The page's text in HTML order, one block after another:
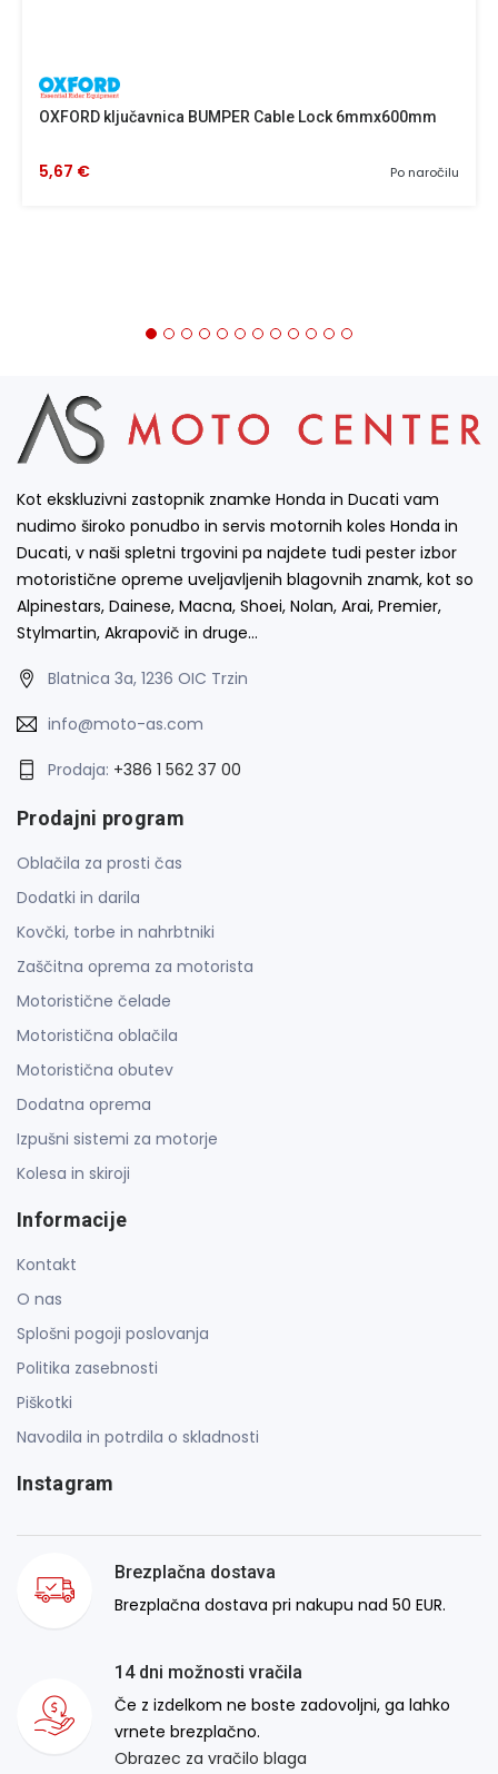
OXFORD ključavnica BUMPER Cable Lock 6mmx600mm
Po naročilu
5,67 €
Kot ekskluzivni zastopnik znamke Honda in Ducati vam
nudimo široko ponudbo in servis motornih koles Honda in
Ducati, v naši spletni trgovini pa najdete tudi pester izbor
motoristične opreme uveljavljenih blagovnih znamk, kot so
Alpinestars, Dainese, Macna, Shoei, Nolan, Arai, Premier,
Stylmartin, Akrapovič in druge…
Blatnica 3a, 1236 OIC Trzin
info@moto-as.com
Prodaja: +386 1 562 37 00
Prodajni program
Oblačila za prosti čas
Dodatki in darila
Kovčki, torbe in nahrbtniki
Zaščitna oprema za motorista
Motoristične čelade
Motoristična oblačila
Motoristična obutev
Dodatna oprema
Izpušni sistemi za motorje
Kolesa in skiroji
Informacije
Kontakt
O nas
Splošni pogoji poslovanja
Politika zasebnosti
Piškotki
Navodila in potrdila o skladnosti
Instagram
Brezplačna dostava
Brezplačna dostava pri nakupu nad 50 EUR.
14 dni možnosti vračila
Če z izdelkom ne boste zadovoljni, ga lahko
vrnete brezplačno.
Obrazec za vračilo blaga